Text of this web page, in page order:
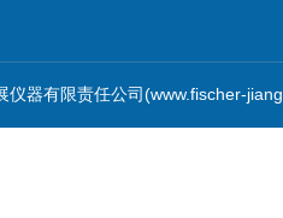
器有限责任公司(www.fischer-